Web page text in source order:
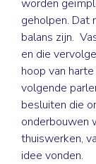
worden
geholpen. Dat
balans zijn.
en die
hoop van
volgende
besluiten die
onderbouwen
thuiswerken,
idee vonden.